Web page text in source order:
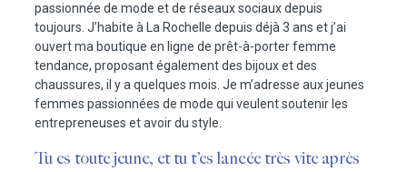
passionnée de mode et de réseaux sociaux depuis
toujours. J’habite à La Rochelle depuis déjà 3 ans et j’ai
ouvert ma boutique en ligne de prêt-à-porter femme
tendance, proposant également des bijoux et des
chaussures, il y a quelques mois. Je m’adresse aux jeunes
femmes passionnées de mode qui veulent soutenir les
entrepreneuses et avoir du style.
Tu es toute jeune, et tu t’es lancée très vite après